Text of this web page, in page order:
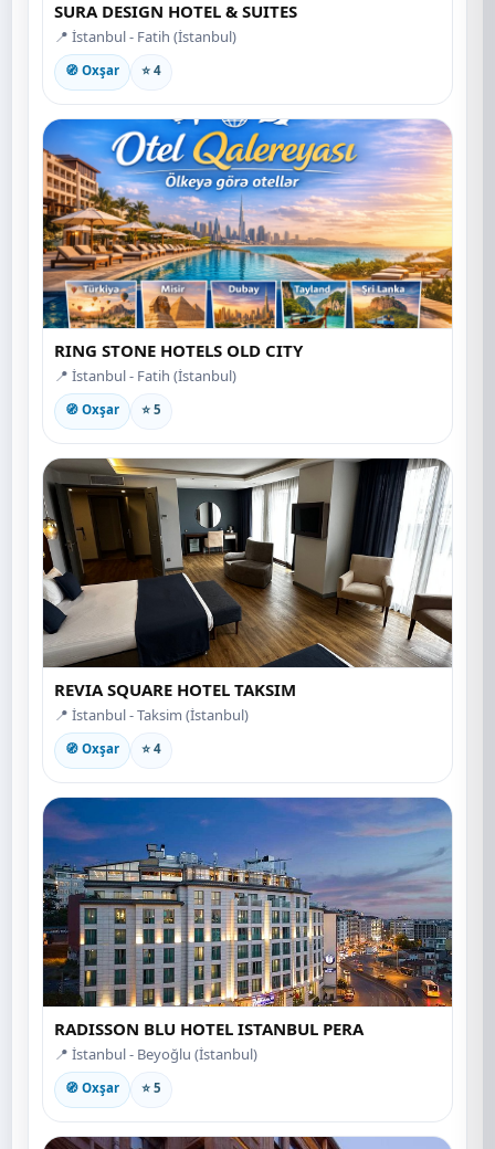
SURA DESIGN HOTEL & SUITES
📍 İstanbul - Fatih (İstanbul)
🧭 Oxşar ⭐ 4
RING STONE HOTELS OLD CITY
📍 İstanbul - Fatih (İstanbul)
🧭 Oxşar ⭐ 5
REVIA SQUARE HOTEL TAKSIM
📍 İstanbul - Taksim (İstanbul)
🧭 Oxşar ⭐ 4
RADISSON BLU HOTEL ISTANBUL PERA
📍 İstanbul - Beyoğlu (İstanbul)
🧭 Oxşar ⭐ 5